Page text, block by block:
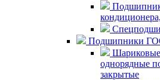
Подшипники
однорядные
закрытые